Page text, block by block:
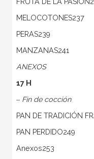
FRUTA DE LA
MELOCOTONES237
PERAS239
MANZANAS241
ANEXOS
17 H
‒ Fin de cocción
PAN DE TRADICIÓN
PAN PERDIDO249
Anexos253